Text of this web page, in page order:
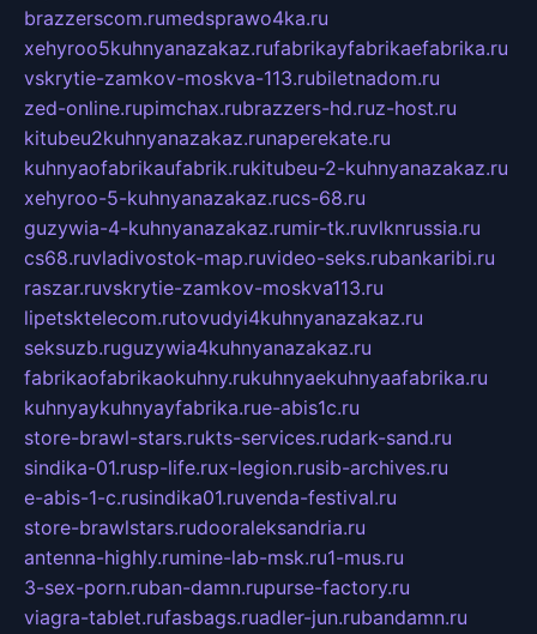
brazzerscom.rumedsprawo4ka.ru
xehyroo5kuhnyanazakaz.rufabrikayfabrikaefabrika.ru
vskrytie-zamkov-moskva-113.rubiletnadom.ru
zed-online.rupimchax.rubrazzers-hd.ruz-host.ru
kitubeu2kuhnyanazakaz.runaperekate.ru
kuhnyaofabrikaufabrik.rukitubeu-2-kuhnyanazakaz.ru
xehyroo-5-kuhnyanazakaz.rucs-68.ru
guzywia-4-kuhnyanazakaz.rumir-tk.ruvlknrussia.ru
cs68.ruvladivostok-map.ruvideo-seks.rubankaribi.ru
raszar.ruvskrytie-zamkov-moskva113.ru
lipetsktelecom.rutovudyi4kuhnyanazakaz.ru
seksuzb.ruguzywia4kuhnyanazakaz.ru
fabrikaofabrikaokuhny.rukuhnyaekuhnyaafabrika.ru
kuhnyaykuhnyayfabrika.rue-abis1c.ru
store-brawl-stars.rukts-services.rudark-sand.ru
sindika-01.rusp-life.rux-legion.rusib-archives.ru
e-abis-1-c.rusindika01.ruvenda-festival.ru
store-brawlstars.rudooraleksandria.ru
antenna-highly.rumine-lab-msk.ru1-mus.ru
3-sex-porn.ruban-damn.rupurse-factory.ru
viagra-tablet.rufasbags.ruadler-jun.rubandamn.ru